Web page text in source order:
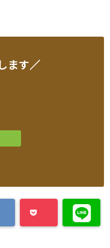
ます／